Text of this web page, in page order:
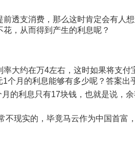
透支消费，那么这时肯定会有人
，从而得到产生的利息呢？
大约在万4左右，这时如果将支付
月的利息能够有多少呢？答案出
的利息只有17块钱，也就是说，
不现实的，毕竟马云作为中国首富